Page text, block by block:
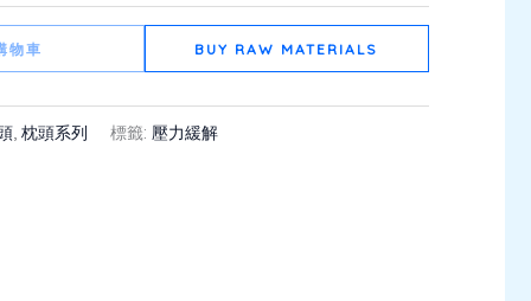
物車 BUY RAW MATERIALS
, 枕頭系列 標籤: 壓力緩解